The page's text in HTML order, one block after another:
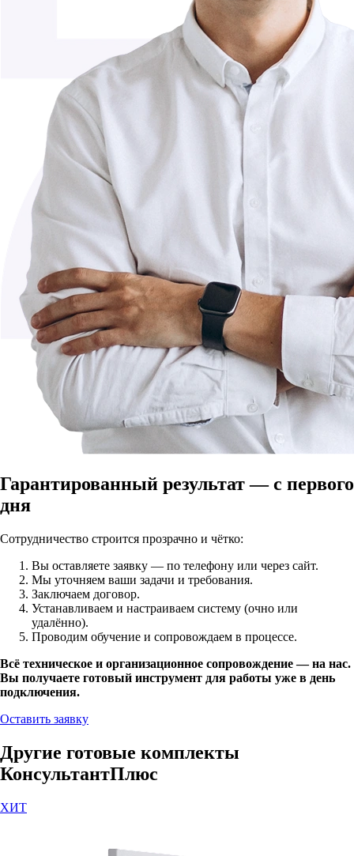
Гарантированный результат — с первого
дня
Сотрудничество строится прозрачно и чётко:
Вы оставляете заявку — по телефону или через сайт.
Мы уточняем ваши задачи и требования.
Заключаем договор.
Устанавливаем и настраиваем систему (очно или
удалённо).
Проводим обучение и сопровождаем в процессе.
Всё техническое и организационное сопровождение — на нас.
Вы получаете готовый инструмент для работы уже в день
подключения.
Оставить заявку
Другие готовые комплекты
КонсультантПлюс
ХИТ